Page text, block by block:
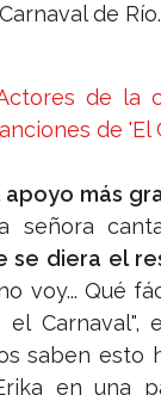
de Río.
de la
de 'El
más
señora
se diera el
voy... Qué
Carnaval",
saben esto
en una